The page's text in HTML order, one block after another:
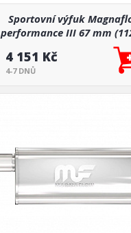
Sportovní výfuk
performance III 67 mm
4 151 Kč
4-7 DNŮ